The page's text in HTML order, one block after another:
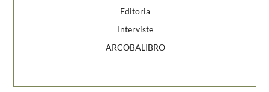
Editoria
Interviste
ARCOBALIBRO